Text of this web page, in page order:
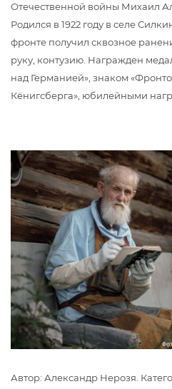
Отечественной войны Михаил
Родился в 1922 году в селе
фронте получил сквозное
руку, контузию. Награжден
над Германией», знаком
Кёнигсберга», юбилейными
Автор: Александр Нерозя.